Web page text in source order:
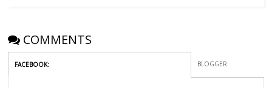
COMMENTS
FACEBOOK: BLOGGER